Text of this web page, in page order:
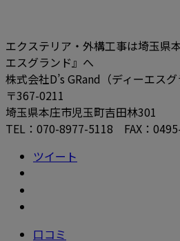
エクステリア・外構工事は埼玉県
エスグランド』へ
株式会社D’s GRand（ディーエスグ
〒367-0211
埼玉県本庄市児玉町吉田林301
TEL：070-8977-5118 FAX：
ツイート
口コミ